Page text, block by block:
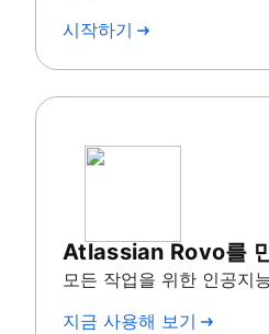
시작하기
Atlassian Rovo를
모든 작업을 위한 인공지
지금 사용해 보기